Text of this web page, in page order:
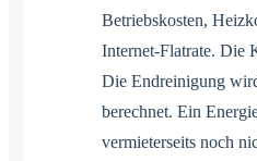
Betriebskosten,
Internet-Flatrate. Die
Die Endreinigung
berechnet. Ein
vermieterseits noch